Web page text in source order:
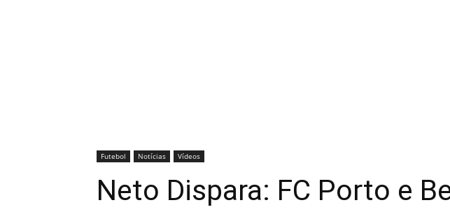
Futebol Notícias Vídeos
Neto Dispara: FC Porto e